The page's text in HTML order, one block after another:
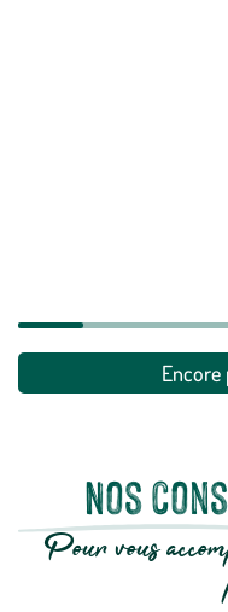
Nos
Pour vous